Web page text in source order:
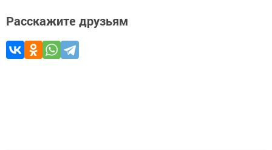
Расскажите друзьям